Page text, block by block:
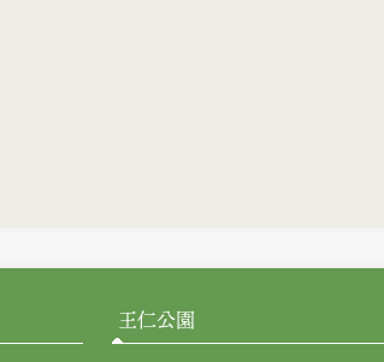
王仁公園